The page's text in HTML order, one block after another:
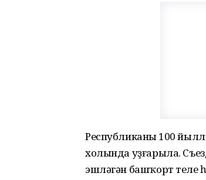
Республиканың 100
холында уҙғарыла.
эшләгән башҡорт теле